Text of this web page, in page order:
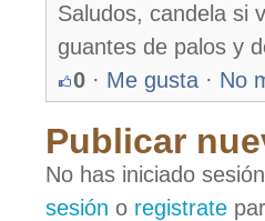
Saludos, candela si
guantes de palos y
0 · Me gusta · No
Publicar
No has iniciado
sesión o registrate